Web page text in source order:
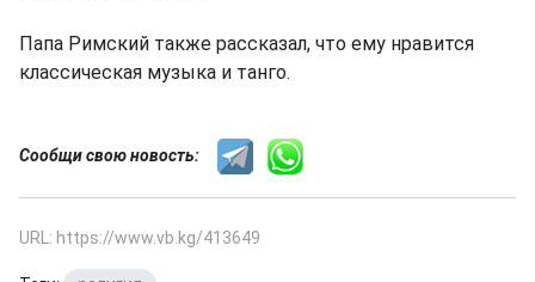
Папа Римский также рассказал, что ему нравится
классическая музыка и танго.
Сообщи свою новость:
URL: https://www.vb.kg/413649